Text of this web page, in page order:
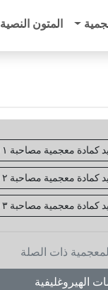
المتون النصية
كمادة معجمية مصاحبة ١
كمادة معجمية مصاحبة ٢
كمادة معجمية مصاحبة ۳
ذات الصلة
الهيروغليفية